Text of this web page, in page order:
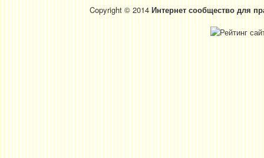
Copyright © 2014 Интернет сообщество для